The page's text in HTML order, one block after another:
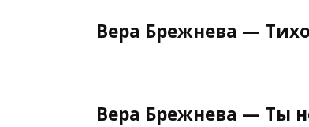
Вера Брежнева — Тихо
Вера Брежнева — Ты